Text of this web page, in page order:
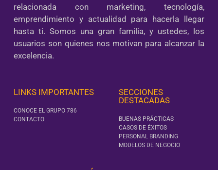
relacionada con marketing, tecnología,
emprendimiento y actualidad para hacerla llegar
hasta ti. Somos una gran familia, y ustedes, los
usuarios son quienes nos motivan para alcanzar la
excelencia.
LINKS IMPORTANTES
CONOCE EL GRUPO 786
CONTACTO
SECCIONES
DESTACADAS
BUENAS PRÁCTICAS
CASOS DE ÉXITOS
PERSONAL BRANDING
MODELOS DE NEGOCIO